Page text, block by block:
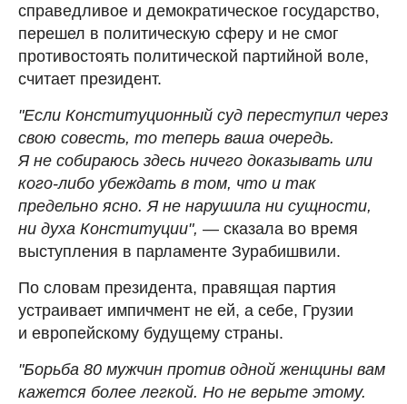
справедливое и демократическое государство,
перешел в политическую сферу и не смог
противостоять политической партийной воле,
считает президент.
"Если Конституционный суд переступил через
свою совесть, то теперь ваша очередь.
Я не собираюсь здесь ничего доказывать или
кого-либо убеждать в том, что и так
предельно ясно. Я не нарушила ни сущности,
ни духа Конституции", — сказала во время
выступления в парламенте Зурабишвили.
По словам президента, правящая партия
устраивает импичмент не ей, а себе, Грузии
и европейскому будущему страны.
"Борьба 80 мужчин против одной женщины вам
кажется более легкой. Но не верьте этому.